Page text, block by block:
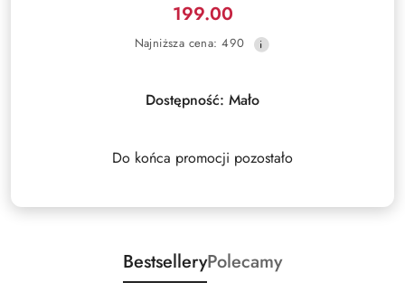
Cena
promocyjna:
199.00
Najniższa
30
dni
Najniższa cena: 490
Dostępność: Mało
Do końca promocji pozostało
BestselleryPolecamy